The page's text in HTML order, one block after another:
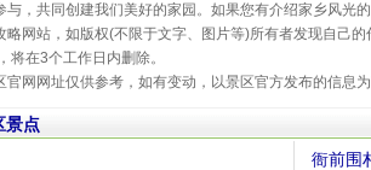
与，共同创建我们美好的家园。如果您有介绍家乡风光
略网站，如版权(不限于文字、图片等)所有者发现自己
将在3个工作日内删除。
网网址仅供参考，如有变动，以景区官方发布的信息
景点
衙前围